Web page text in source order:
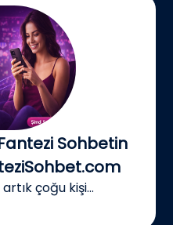
Sohbetin
çoğu kişi...